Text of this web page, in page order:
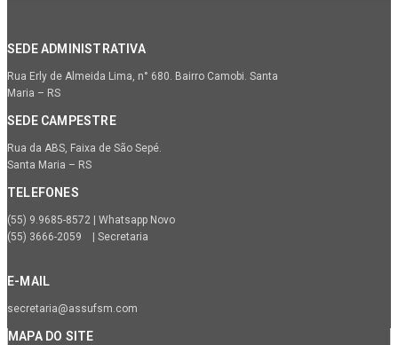
SEDE ADMINISTRATIVA
Rua Erly de Almeida Lima, n° 680. Bairro Camobi. Santa
Maria – RS
SEDE CAMPESTRE
Rua da ABS, Faixa de São Sepé.
Santa Maria – RS
TELEFONES
(55) 9.9685-8572 | Whatsapp Novo
(55) 3666-2059 | Secretaria
E-MAIL
secretaria@assufsm.com
MAPA DO SITE